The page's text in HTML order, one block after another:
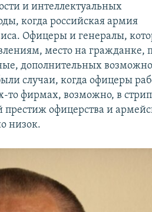
и интеллектуальных
когда российская армия
Офицеры и генералы,
место на гражданке,
дополнительных
случаи, когда офицеры
то фирмах, возможно, в
престиж офицерства и
низок.